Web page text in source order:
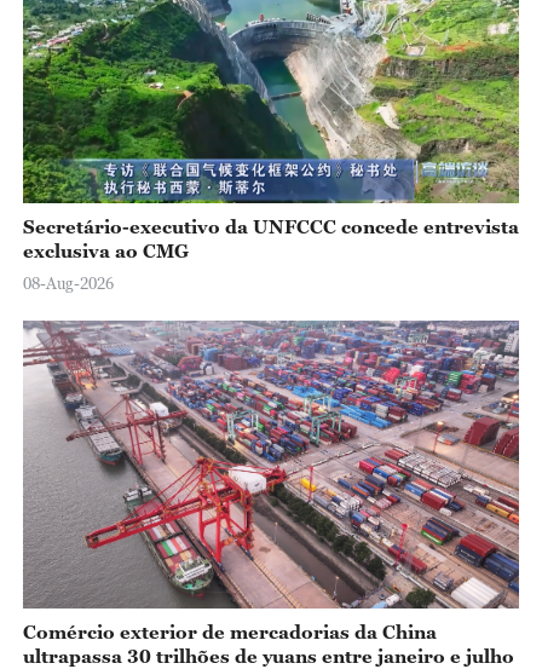
Secretário-executivo da UNFCCC concede entrevista
exclusiva ao CMG
08-Aug-2026
Comércio exterior de mercadorias da China
ultrapassa 30 trilhões de yuans entre janeiro e julho